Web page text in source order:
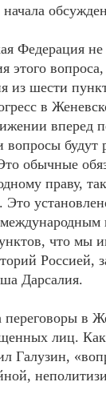
Федерация
этого
из шести
в
вперед
вопросы будут
обычные
праву,
Это
что мы
Россией,
Дарсалия.
переговоры в
лиц. Как
Галузин,